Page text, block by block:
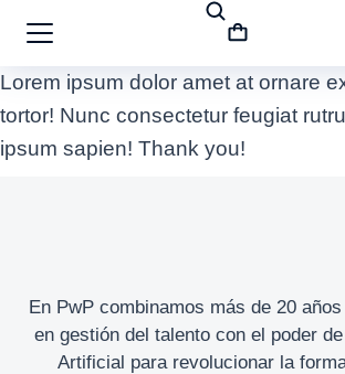
Lorem ipsum dolor amet at ornare
tortor! Nunc consectetur feugiat
ipsum sapien! Thank you!
En PwP combinamos más de 20
en gestión del talento con el poder
Artificial para revolucionar la